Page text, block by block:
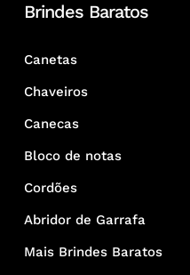
Brindes Baratos
Canetas
Chaveiros
Canecas
Bloco de notas
Cordões
Abridor de Garrafa
Mais Brindes Baratos